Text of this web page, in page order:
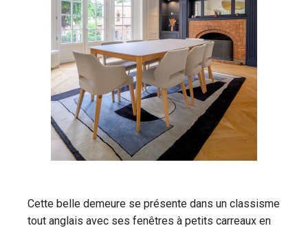
Cette belle demeure se présente dans un classisme
tout anglais avec ses fenêtres à petits carreaux en